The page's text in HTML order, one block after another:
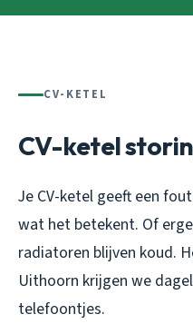
CV-KETEL
CV-ketel
Je CV-ketel geeft een
wat het betekent. Of
radiatoren blijven koud.
Uithoorn krijgen we
telefoontjes.